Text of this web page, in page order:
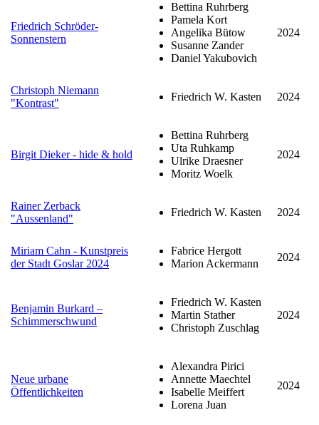
Friedrich Schröder-
Sonnenstern
Bettina Ruhrberg
Pamela Kort
Angelika Bütow
Susanne Zander
Daniel Yakubovich
2024
Christoph Niemann
"Kontrast"
Friedrich W. Kasten 2024
Birgit Dieker - hide & hold
Bettina Ruhrberg
Uta Ruhkamp
Ulrike Draesner
Moritz Woelk
2024
Rainer Zerback
"Aussenland"
Friedrich W. Kasten 2024
Miriam Cahn - Kunstpreis
der Stadt Goslar 2024
Fabrice Hergott
Marion Ackermann
2024
Benjamin Burkard –
Schimmerschwund
Friedrich W. Kasten
Martin Stather
Christoph Zuschlag
2024
Neue urbane
Öffentlichkeiten
Alexandra Pirici
Annette Maechtel
Isabelle Meiffert
Lorena Juan
2024